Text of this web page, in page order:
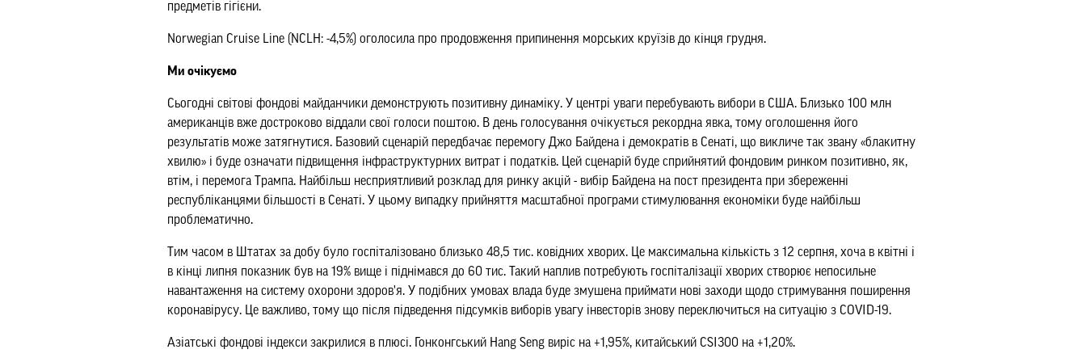
предметів гігієни.
Norwegian Cruise Line (NCLH: -4,5%) оголосила про продовження припинення морських круїзів до кінця грудня.
Ми очікуємо
Сьогодні світові фондові майданчики демонструють позитивну динаміку. У центрі уваги перебувають вибори в США. Близько 100 млн
американців вже достроково віддали свої голоси поштою. В день голосування очікується рекордна явка, тому оголошення його
результатів може затягнутися. Базовий сценарій передбачає перемогу Джо Байдена і демократів в Сенаті, що викличе так звану «блакитну
хвилю» і буде означати підвищення інфраструктурних витрат і податків. Цей сценарій буде сприйнятий фондовим ринком позитивно, як,
втім, і перемога Трампа. Найбільш несприятливий розклад для ринку акцій - вибір Байдена на пост президента при збереженні
республіканцями більшості в Сенаті. У цьому випадку прийняття масштабної програми стимулювання економіки буде найбільш
проблематично.
Тим часом в Штатах за добу було госпіталізовано близько 48,5 тис. ковідних хворих. Це максимальна кількість з 12 серпня, хоча в квітні і
в кінці липня показник був на 19% вище і піднімався до 60 тис. Такий наплив потребують госпіталізації хворих створює непосильне
навантаження на систему охорони здоров'я. У подібних умовах влада буде змушена приймати нові заходи щодо стримування поширення
коронавірусу. Це важливо, тому що після підведення підсумків виборів увагу інвесторів знову переключиться на ситуацію з COVID-19.
Азіатські фондові індекси закрилися в плюсі. Гонконгський Hang Seng виріс на +1,95%, китайський CSI300 на +1,20%.